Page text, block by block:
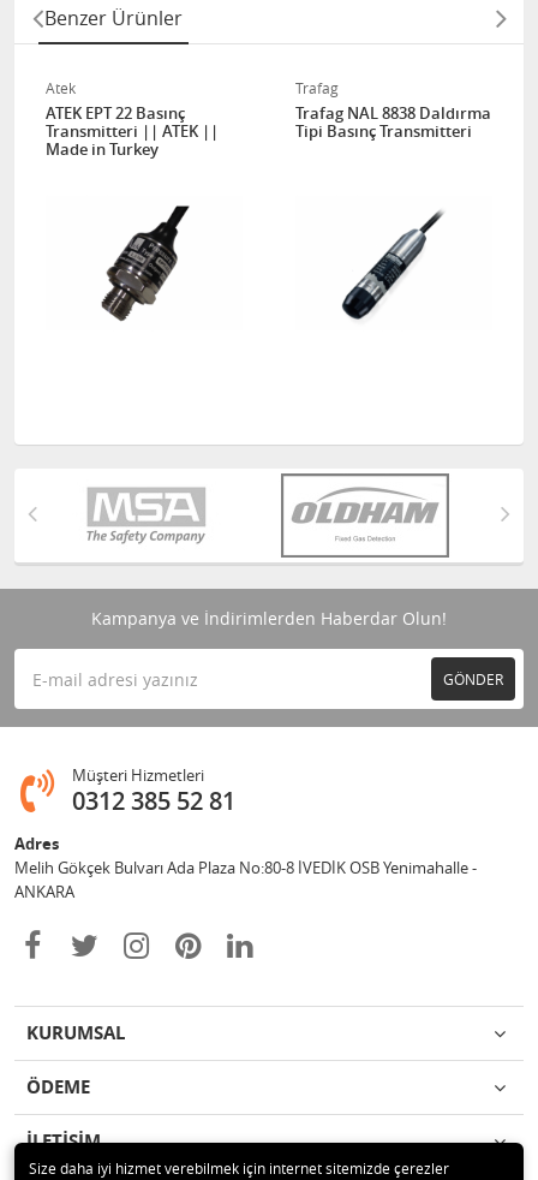
Benzer Ürünler
Atek
ATEK EPT 22 Basınç
Transmitteri || ATEK ||
Made in Turkey
Trafag
Trafag NAL 8838 Daldırma
Tipi Basınç Transmitteri
Kampanya ve İndirimlerden Haberdar Olun!
GÖNDER
Müşteri Hizmetleri
0312 385 52 81
Adres
Melih Gökçek Bulvarı Ada Plaza No:80-8 İVEDİK OSB Yenimahalle -
ANKARA
KURUMSAL
ÖDEME
İLETİŞİM
Size daha iyi hizmet verebilmek için internet sitemizde çerezler